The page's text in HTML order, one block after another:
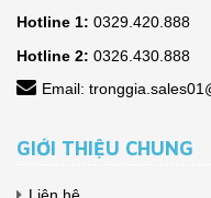
Hotline 1: 0329.420.888
Hotline 2: 0326.430.888
Email:
GIỚI THIỆU CHUNG
Liên hệ